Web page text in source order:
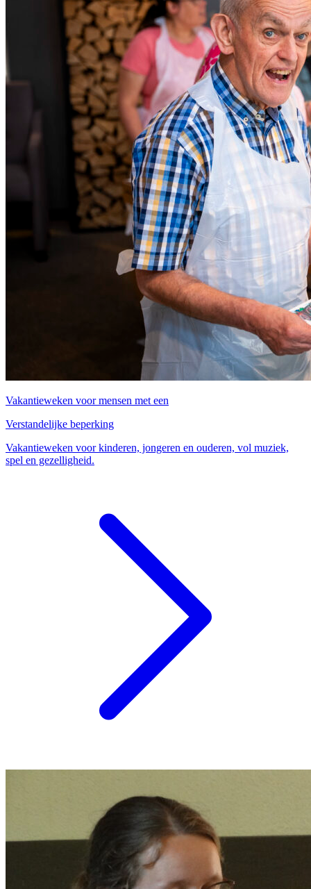
Vakantieweken voor mensen met een
Verstandelijke beperking
Vakantieweken voor kinderen, jongeren en ouderen, vol muziek,
spel en gezelligheid.